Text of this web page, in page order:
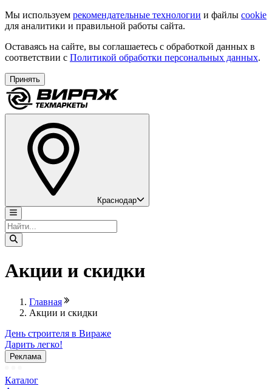
Мы используем рекомендательные технологии и файлы cookie
для аналитики и правильной работы сайта.
Оставаясь на сайте, вы соглашаетесь с обработкой данных в
соответствии с Политикой обработки персональных данных.
Принять
Краснодар
Акции и скидки
Главная
Акции и скидки
День строителя в Вираже
Дарить легко!
Реклама
Каталог